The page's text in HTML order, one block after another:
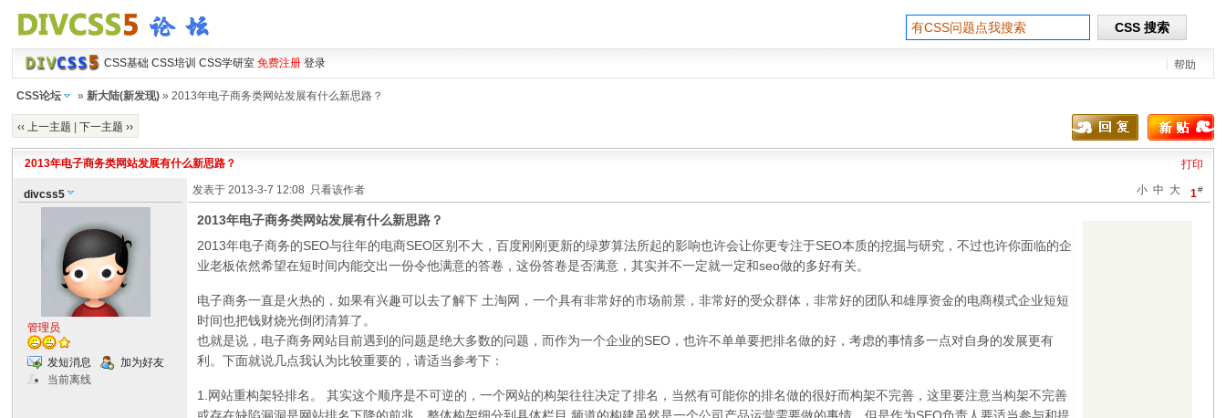
CSS基础 CSS培训 CSS学研室 免费注册 登录 帮助
CSS论坛 »新大陆(新发现) » 2013年电子商务类网站发展有什么新思路？
‹‹ 上一主题 |下一主题 ››
打印
2013年电子商务类网站发展有什么新思路？
divcss5
管理员
发短消息
加为好友
当前离线
1#
大
中
小
发表于 2013-3-7 12:08 只看该作者
2013年电子商务类网站发展有什么新思路？
2013年电子商务的SEO与往年的电商SEO区别不大，百度刚刚更新的绿萝算法所起的影响也许会让你更专注于SEO本质的挖掘与研究，不过也许你面临的企
业老板依然希望在短时间内能交出一份令他满意的答卷，这份答卷是否满意，其实并不一定就一定和seo做的多好有关。
电子商务一直是火热的，如果有兴趣可以去了解下 土淘网，一个具有非常好的市场前景，非常好的受众群体，非常好的团队和雄厚资金的电商模式企业短短
时间也把钱财烧光倒闭清算了。
也就是说，电子商务网站目前遇到的问题是绝大多数的问题，而作为一个企业的SEO，也许不单单要把排名做的好，考虑的事情多一点对自身的发展更有
利。下面就说几点我认为比较重要的，请适当参考下：
1.网站重构架轻排名。 其实这个顺序是不可逆的，一个网站的构架往往决定了排名，当然有可能你的排名做的很好而构架不完善，这里要注意当构架不完善